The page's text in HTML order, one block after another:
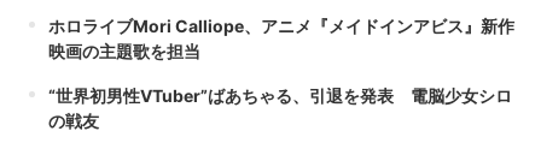
ホロライブMori Calliope、アニメ『メイドインアビス』新作
映画の主題歌を担当
“世界初男性VTuber”ばあちゃる、引退を発表 電脳少女シロ
の戦友